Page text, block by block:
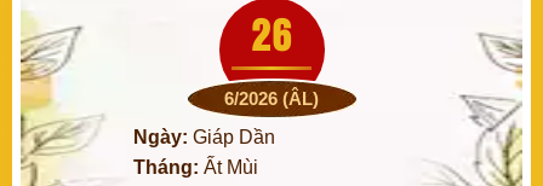
26
6/2026 (ÂL)
Ngày:Giáp Dần
Tháng:Ất Mùi